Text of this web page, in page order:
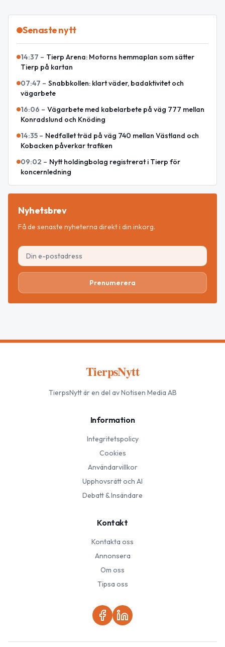
Senaste nytt
14:37 – Tierp Arena: Motorns hemmaplan som sätter
Tierp på kartan
07:47 – Snabbkollen: klart väder, badaktivitet och
vägarbete
16:06 – Vägarbete med kabelarbete på väg 777 mellan
Konradslund och Knöding
14:35 – Nedfallet träd på väg 740 mellan Västland och
Kobacken påverkar trafiken
09:02 – Nytt holdingbolag registrerat i Tierp för
koncernledning
Nyhetsbrev
Få de senaste nyheterna direkt i din inkorg.
Prenumerera
TierpsNytt
TierpsNyttär en del av Notisen Media AB
Information
Integritetspolicy
Cookies
Användarvillkor
Upphovsrätt och AI
Debatt & Insändare
Kontakt
Kontakta oss
Annonsera
Om oss
Tipsa oss